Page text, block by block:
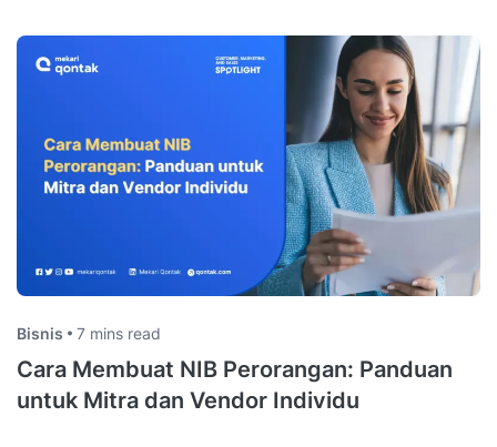
Bisnis 7 mins read
Cara Membuat NIB Perorangan: Panduan
untuk Mitra dan Vendor Individu